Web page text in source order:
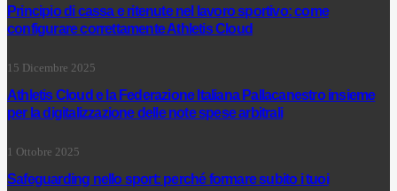
Principio di cassa e ritenute nel lavoro sportivo: come
configurare correttamente Athletis Cloud
15 Dicembre 2025
Athletis Cloud e la Federazione Italiana Pallacanestro insieme
per la digitalizzazione delle note spese arbitrali
1 Ottobre 2025
Safeguarding nello sport: perché formare subito i tuoi